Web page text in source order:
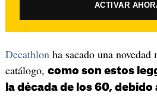
ACTIVAR
Decathlonha sacado una novedad
catálogo, como son estos
la década de los 60, debido